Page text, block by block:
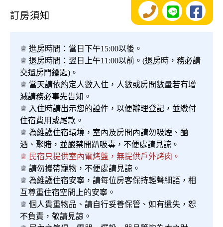
訂房須知
♕ 進房時間：當日下午15:00以後。
♕ 退房時間：翌日上午11:00以前。(退房時，務必請
交還房門鑰匙)。
♕ 當天請依約定人數入住，人數或房間數量若有增
減請務必事先告知。
♕ 入住時請出示您的證件，以便辦理登記，並繳付
住宿費用或尾款。
♕ 為維護住宿環境，室內及房間內請勿吸煙、酗
酒、聚賭，並嚴禁開趴吸毒，不便處請見諒。
♕ 民宿只提供室內電烤盤，無提供戶外烤肉。
♕ 請勿攜帶寵物，不便處請見諒。
♕ 為維護住宿安寧，請每位房客保持輕聲細語，相
互尊重住宿空間上的安寧。
♕ 個人貴重物品、請自行妥善保管、如有遺失，恕
不負責，敬請見諒。